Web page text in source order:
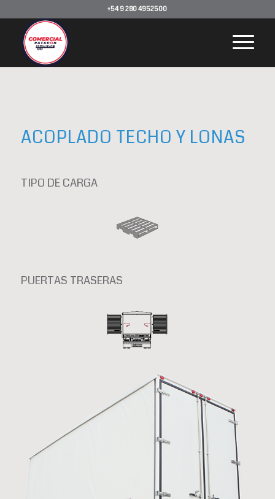
+54 9 280 4952500
ACOPLADO TECHO Y LONAS
TIPO DE CARGA
Pallet
PUERTAS TRASERAS
Libro sin
trampa